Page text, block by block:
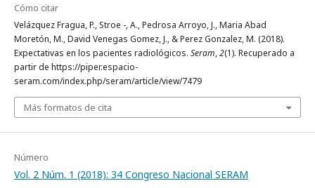
Cómo citar
Velázquez Fragua, P., Stroe -, A., Pedrosa Arroyo, J., Maria Abad
Moretón, M., David Venegas Gomez, J., & Perez Gonzalez, M. (2018).
Expectativas en los pacientes radiológicos. Seram,2(1). Recuperado a
partir de https://piper.espacio-
seram.com/index.php/seram/article/view/7479
Más formatos de cita
Número
Vol. 2 Núm. 1 (2018): 34 Congreso Nacional SERAM